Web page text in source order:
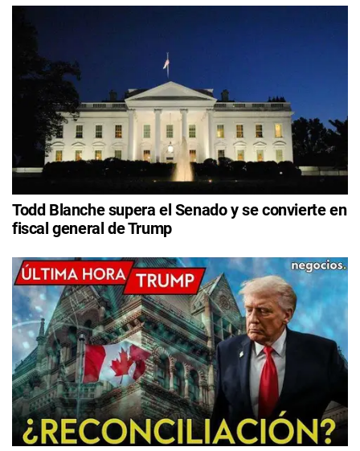
Todd Blanche supera el Senado y se convierte en
fiscal general de Trump